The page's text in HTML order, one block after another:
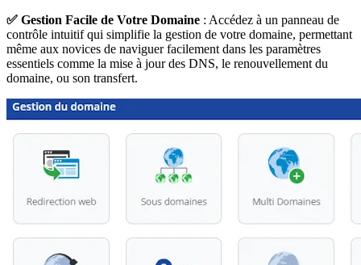
✅ Gestion Facile de Votre Domaine : Accédez à un panneau de
contrôle intuitif qui simplifie la gestion de votre domaine, permettant
même aux novices de naviguer facilement dans les paramètres
essentiels comme la mise à jour des DNS, le renouvellement du
domaine, ou son transfert.